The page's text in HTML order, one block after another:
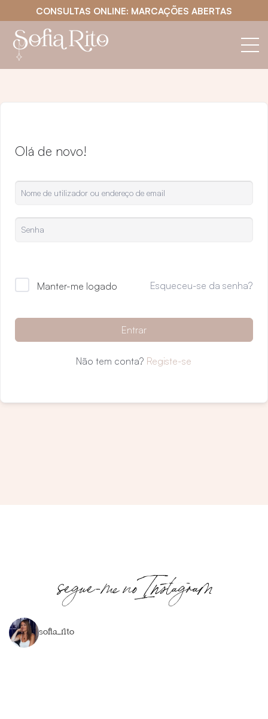
CONSULTAS ONLINE: MARCAÇÕES ABERTAS
Olá de novo!
Manter-me logado Esqueceu-se da senha?
Entrar
Não tem conta? Registe-se
segue-me no Instagram
sofia_rito